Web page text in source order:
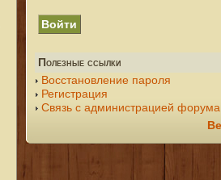
Полезные ссылки
Восстановление пароля
Регистрация
Связь с администрацией форума